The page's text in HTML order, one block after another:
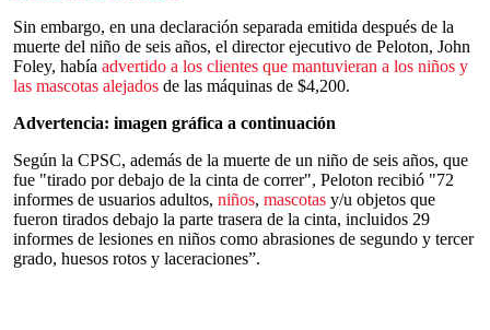
Sin embargo, en una declaración separada emitida después de la
muerte del niño de seis años, el director ejecutivo de Peloton, John
Foley, había advertido a los clientes que mantuvieran a los niños y
las mascotas alejados de las máquinas de $4,200.
Advertencia: imagen gráfica a continuación
Según la CPSC, además de la muerte de un niño de seis años, que
fue "tirado por debajo de la cinta de correr", Peloton recibió "72
informes de usuarios adultos, niños, mascotas y/u objetos que
fueron tirados debajo la parte trasera de la cinta, incluidos 29
informes de lesiones en niños como abrasiones de segundo y tercer
grado, huesos rotos y laceraciones”.